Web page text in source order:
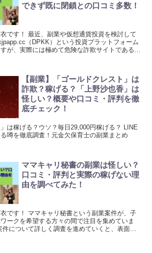
できず既に閉鎖との口コミ多数！
です！ 最近、副業や仮想通貨投資を検討して
（DPKK）という投資プラットフォーム
が、実際には極めて危険な詐欺サイトである可
【副業】「ゴールドクレスト」は
詐欺？稼げる？「上野沙也香」は
怪しい？概要や口コミ・評判を徹
底チェック！
」は稼げる？ウソ？毎日29,000円稼げる？ LINE
噂を徹底調査！元金欠保育士の副業まとめ
ママキャリ秘書の副業は怪しい？
口コミ・評判と実際の稼げない理
由を調べてみた！
です！ ママキャリ秘書という副業案件が、子
ークを希望する方々の間で注目を集めていま
について詳しく調査を進めていくと、表面的